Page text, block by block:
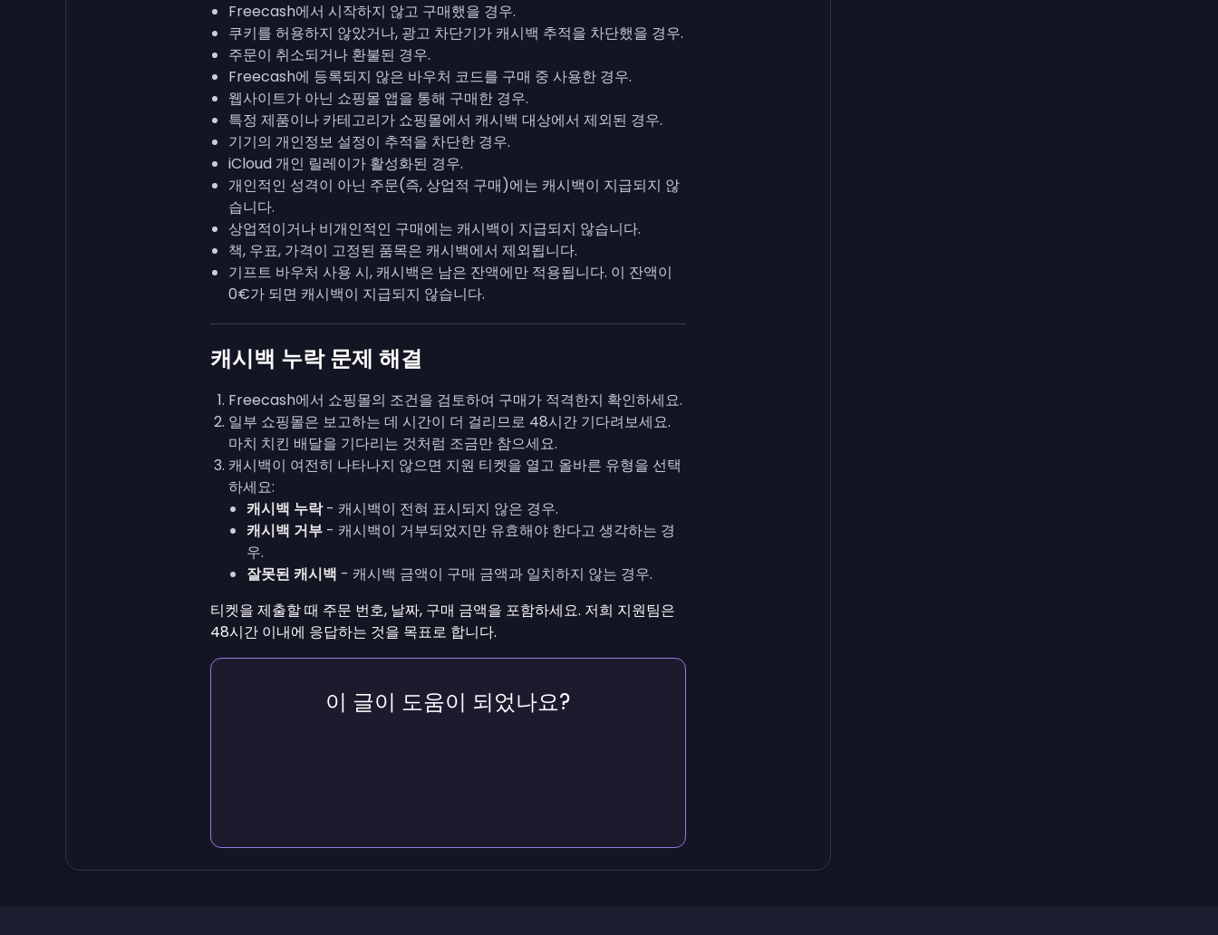
Freecash에서 시작하지 않고 구매했을 경우.
쿠키를 허용하지 않았거나, 광고 차단기가 캐시백 추적을 차단했을 경우.
주문이 취소되거나 환불된 경우.
Freecash에 등록되지 않은 바우처 코드를 구매 중 사용한 경우.
웹사이트가 아닌 쇼핑몰 앱을 통해 구매한 경우.
특정 제품이나 카테고리가 쇼핑몰에서 캐시백 대상에서 제외된 경우.
기기의 개인정보 설정이 추적을 차단한 경우.
iCloud 개인 릴레이가 활성화된 경우.
개인적인 성격이 아닌 주문(즉, 상업적 구매)에는 캐시백이 지급되지 않
습니다.
상업적이거나 비개인적인 구매에는 캐시백이 지급되지 않습니다.
책, 우표, 가격이 고정된 품목은 캐시백에서 제외됩니다.
기프트 바우처 사용 시, 캐시백은 남은 잔액에만 적용됩니다. 이 잔액이
0€가 되면 캐시백이 지급되지 않습니다.
캐시백 누락 문제 해결
Freecash에서 쇼핑몰의 조건을 검토하여 구매가 적격한지 확인하세요.
일부 쇼핑몰은 보고하는 데 시간이 더 걸리므로 48시간 기다려보세요.
마치 치킨 배달을 기다리는 것처럼 조금만 참으세요.
캐시백이 여전히 나타나지 않으면 지원 티켓을 열고 올바른 유형을 선택
하세요:
캐시백 누락- 캐시백이 전혀 표시되지 않은 경우.
캐시백 거부 - 캐시백이 거부되었지만 유효해야 한다고 생각하는 경
우.
잘못된 캐시백 - 캐시백 금액이 구매 금액과 일치하지 않는 경우.
티켓을 제출할 때 주문 번호, 날짜, 구매 금액을 포함하세요. 저희 지원팀은
48시간 이내에 응답하는 것을 목표로 합니다.
이 글이 도움이 되었나요?